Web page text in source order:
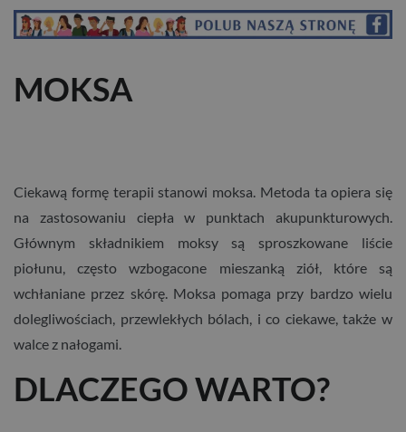
MOKSA
Ciekawą formę terapii stanowi moksa. Metoda ta opiera się
na zastosowaniu ciepła w punktach akupunkturowych.
Głównym składnikiem moksy są sproszkowane liście
piołunu, często wzbogacone mieszanką ziół, które są
wchłaniane przez skórę. Moksa pomaga przy bardzo wielu
dolegliwościach, przewlekłych bólach, i co ciekawe, także w
walce z nałogami.
DLACZEGO WARTO?